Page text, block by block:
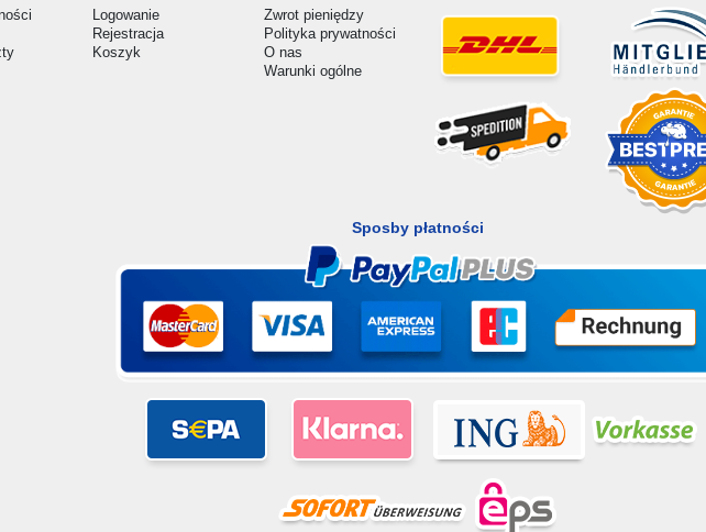
Logowanie
Rejestracja
Koszyk
Zwrot pieniędzy
Polityka prywatności
O nas
Warunki ogólne
Sposby płatności